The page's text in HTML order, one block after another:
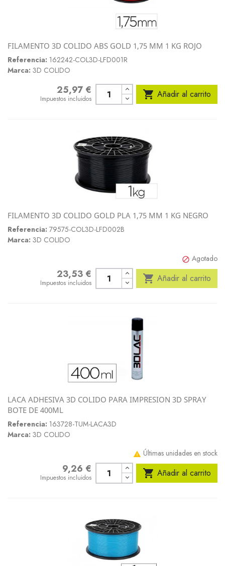
FILAMENTO 3D COLIDO ABS GOLD 1,75 MM 1 KG ROJO
Referencia: 162242-COL3D-LFD001R
Marca: 3D COLIDO
Precio25,97 €
Impuestos incluidos  Añadir al carrito
FILAMENTO 3D COLIDO GOLD PLA 1,75 MM 1 KG NEGRO
Referencia: 79575-COL3D-LFD002B
Marca: 3D COLIDO
 Agotado
Precio23,53 €
Impuestos incluidos  Añadir al carrito
LACA ADHESIVA 3D COLIDO PARA IMPRESION 3D SPRAY
BOTE DE 400ML
Referencia: 163728-TUM-LACA3D
Marca: 3D COLIDO
 Últimas unidades en stock
9,26 €
Impuestos incluidos  Añadir al carrito